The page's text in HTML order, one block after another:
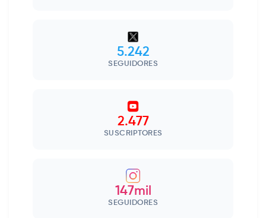
5.242
SEGUIDORES
2.477
SUSCRIPTORES
147mil
SEGUIDORES